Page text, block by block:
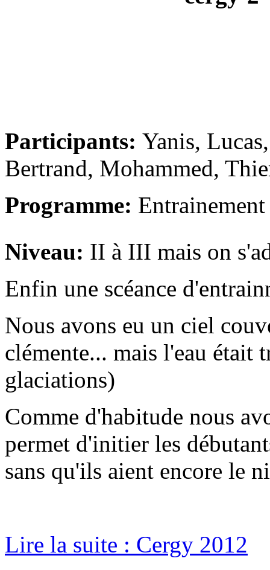
Participants: Yanis,
Bertrand, Mohammed,
Programme:
Niveau: II à III mais on
Enfin une scéance
Nous avons eu un ciel
clémente... mais l'eau était
glaciations)
Comme d'habitude nous
permet d'initier les
sans qu'ils aient encore le
Lire la suite : Cergy 2012